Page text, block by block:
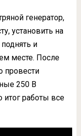
генератор,
установить на
и
месте. После
провести
250 В
итог работы все